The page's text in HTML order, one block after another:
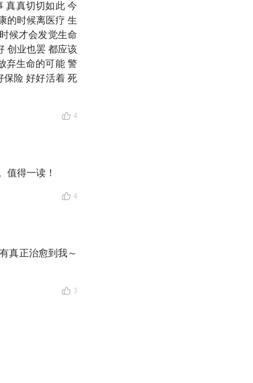
的时候已经脑
真真切切如此 今
的时候离医疗 生
候才会发觉生命
创业也罢 都应该
弃生命的可能 警
保险 好好活着 死
4
值得一读！
4
真正治愈到我～
3